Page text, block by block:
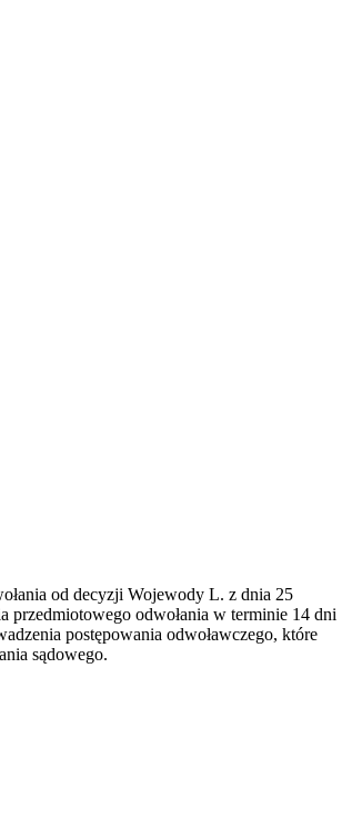
od decyzji Wojewody L. z dnia 25
przedmiotowego odwołania w terminie 14 dni
postępowania odwoławczego, które
sądowego.